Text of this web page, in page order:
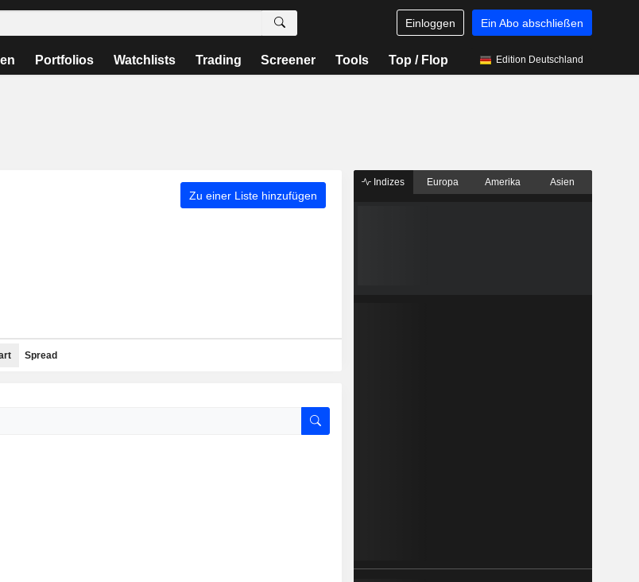
Einloggen Ein Abo abschließen
Portfolios Watchlists Trading Screener Tools Top / Flop Edition Deutschland
Zu einer Liste hinzufügen
Spread
Indizes Europa Amerika Asien